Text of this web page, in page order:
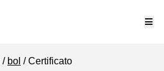
bol Certificato